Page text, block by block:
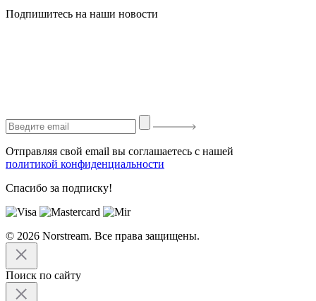
Подпишитесь на наши новости
Отправляя свой email вы соглашаетесь с нашей
политикой конфиденциальности
Спасибо за подписку!
© 2026 Norstream. Все права защищены.
Поиск по сайту